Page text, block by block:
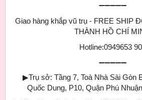
➖➖➖➖➖
Giao hàng khắp vũ trụ - FREE SHIP
THÀNH HỒ CHÍ
Hotline:0949653
➖➖➖➖➖
▶Trụ sở: Tầng 7, Toà Nhà Sài Gòn
Quốc Dung, P10, Quận Phú